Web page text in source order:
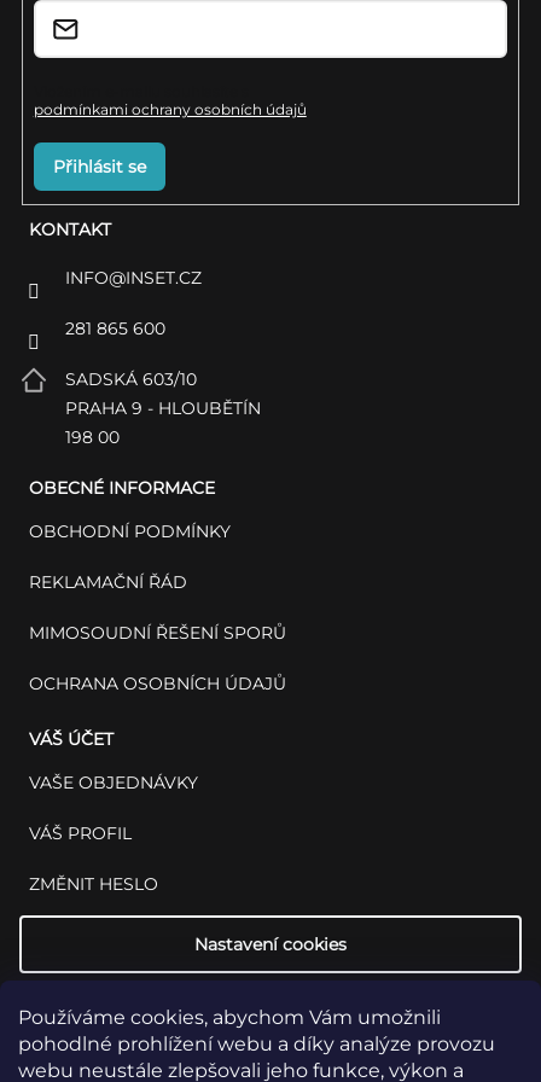
Používáme cookies, abychom Vám umožnili
pohodlné prohlížení webu a díky analýze provozu
webu neustále zlepšovali jeho funkce, výkon a
KONTAKT
INFO@INSET.CZ
281 865 600
SADSKÁ 603/10
PRAHA 9 - HLOUBĚTÍN
198 00
OBECNÉ INFORMACE
OBCHODNÍ PODMÍNKY
REKLAMAČNÍ ŘÁD
MIMOSOUDNÍ ŘEŠENÍ SPORŮ
OCHRANA OSOBNÍCH ÚDAJŮ
VÁŠ ÚČET
VAŠE OBJEDNÁVKY
VÁŠ PROFIL
ZMĚNIT HESLO
Nastavení cookies
podmínkami ochrany osobních údajů
Přihlásit se